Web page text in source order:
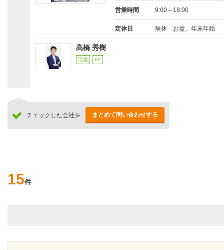
営業時間 9:00～18:00
定休日 無休 お盆、年末年始
髙橋 秀樹
宅建 FP
チェックした会社を まとめて問い合わせする
15件